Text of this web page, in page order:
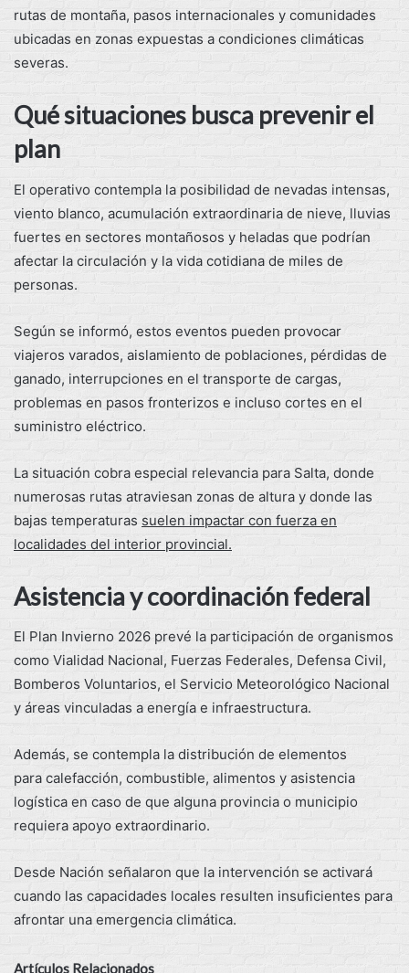
rutas de montaña, pasos internacionales y comunidades
ubicadas en zonas expuestas a condiciones climáticas
severas.
Qué situaciones busca prevenir el
plan
El operativo contempla la posibilidad de nevadas intensas,
viento blanco, acumulación extraordinaria de nieve, lluvias
fuertes en sectores montañosos y heladas que podrían
afectar la circulación y la vida cotidiana de miles de
personas.
Según se informó, estos eventos pueden provocar
viajeros varados, aislamiento de poblaciones, pérdidas de
ganado, interrupciones en el transporte de cargas,
problemas en pasos fronterizos e incluso cortes en el
suministro eléctrico.
La situación cobra especial relevancia para Salta, donde
numerosas rutas atraviesan zonas de altura y donde las
bajas temperaturas suelen impactar con fuerza en
localidades del interior provincial.
Asistencia y coordinación federal
El Plan Invierno 2026 prevé la participación de organismos
como Vialidad Nacional, Fuerzas Federales, Defensa Civil,
Bomberos Voluntarios, el Servicio Meteorológico Nacional
y áreas vinculadas a energía e infraestructura.
Además, se contempla la distribución de elementos
para calefacción, combustible, alimentos y asistencia
logística en caso de que alguna provincia o municipio
requiera apoyo extraordinario.
Desde Nación señalaron que la intervención se activará
cuando las capacidades locales resulten insuficientes para
afrontar una emergencia climática.
Artículos Relacionados